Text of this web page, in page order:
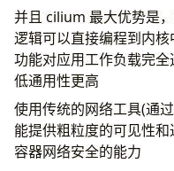
并且 cilium 最大优势是
逻辑可以直接编程到内
功能对应用工作负载完
低通用性更高
使用传统的网络工具(通
能提供粗粒度的可见性
容器网络安全的能力